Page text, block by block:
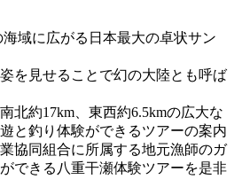
域に広がる日本最大の卓状サン
を見せることで幻の大陸とも呼ば
北約17km、東西約6.5kmの広大な
と釣り体験ができるツアーの案内
協同組合に所属する地元漁師のガ
できる八重干瀬体験ツアーを是非